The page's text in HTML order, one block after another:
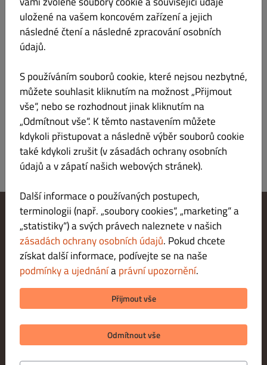
Kliknutím na tlačítko „Registrovat“ dáváte najevo, že
souhlasíte spodmínkamiazásadami ochrany osobních
údajů tohoto webu.
Zaregistrovat se
Přihlášení
Změnit nastavení souborů cookie
Kontaktuj nás
Zásady ochrany osobních údajů
Podmínky a ujednání
Právní upozornění
METODY PLATBY PŘI DORUČENÍ
METODY PLATBY PŘI VYZVEDNUTÍ
uložené na vašem koncovém zařízení a jejich
následné čtení a následné zpracování osobních
údajů.
S používáním souborů cookie, které nejsou nezbytné,
můžete souhlasit kliknutím na možnost „Přijmout
vše“, nebo se rozhodnout jinak kliknutím na
„Odmítnout vše“. K těmto nastavením můžete
kdykoli přistupovat a následně výběr souborů cookie
také kdykoli zrušit (v zásadách ochrany osobních
údajů a v zápatí našich webových stránek).
Další informace o používaných postupech,
terminologii (např. „soubory cookies“, „marketing“ a
„statistiky“) a svých právech naleznete v našich
zásadách ochrany osobních údajů. Pokud chcete
získat další informace, podívejte se na naše
podmínky a ujednáníaprávní upozornění.
Přijmout vše
Odmítnout vše